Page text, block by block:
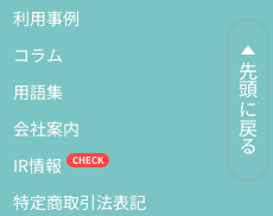
先頭に戻る
利用事例
コラム
用語集
会社案内
IR情報
特定商取引法表記